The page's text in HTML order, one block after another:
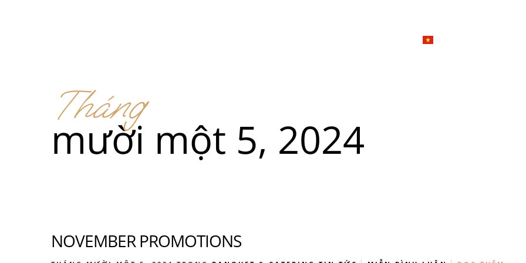
Menu
Thức ăn
Menu
Thức ăn
Tháng
mười một 5, 2024
NOVEMBER PROMOTIONS